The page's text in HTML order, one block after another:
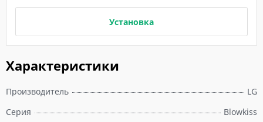
Характеристики
Производитель
LG
Серия
Blowkiss
Установка